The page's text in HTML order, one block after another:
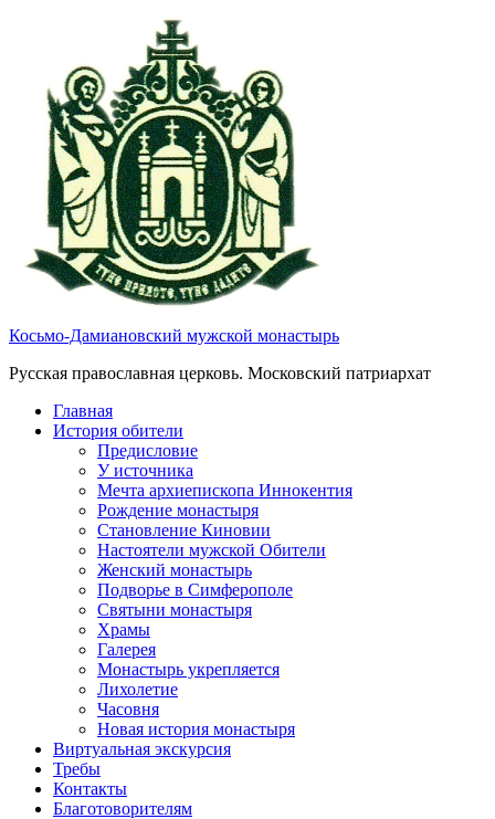
Косьмо-Дамиановский мужской монастырь
Русская православная церковь. Московский патриархат
Главная
История обители
Предисловие
У источника
Мечта архиепископа Иннокентия
Рождение монастыря
Становление Киновии
Настоятели мужской Обители
Женский монастырь
Подворье в Симферополе
Святыни монастыря
Храмы
Галерея
Монастырь укрепляется
Лихолетие
Часовня
Новая история монастыря
Виртуальная экскурсия
Требы
Контакты
Благотоворителям